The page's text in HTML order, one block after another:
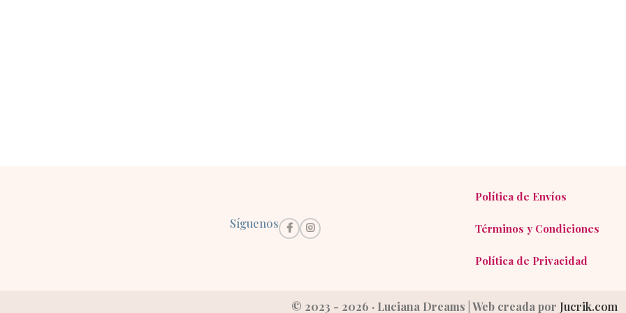
Síguenos
Política de Envíos
Términos y Condiciones
Política de Privacidad
© 2023 - 2026 · Luciana Dreams | Web creada por Jucrik.com